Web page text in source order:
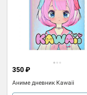
Аниме дневник Kawaii
350 ₽